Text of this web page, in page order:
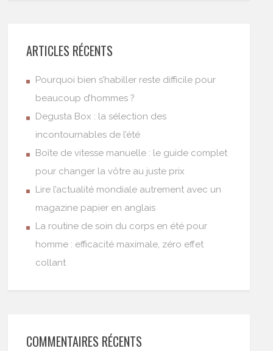
ARTICLES RÉCENTS
Pourquoi bien s’habiller reste difficile pour
beaucoup d’hommes ?
Degusta Box : la sélection des
incontournables de l’été
Boîte de vitesse manuelle : le guide complet
pour changer la vôtre au juste prix
Lire l’actualité mondiale autrement avec un
magazine papier en anglais
La routine de soin du corps en été pour
homme : efficacité maximale, zéro effet
collant
COMMENTAIRES RÉCENTS